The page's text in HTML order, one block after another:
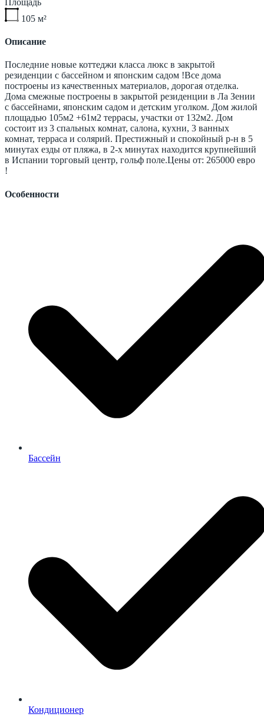
105 м²
Описание
Последние новые коттеджи класса люкс в закрытой
резиденции с бассейном и японским садом !Все дома
построены из качественных материалов, дорогая отделка.
Дома смежные построены в закрытой резиденции в Ла Зении
с бассейнами, японским садом и детским уголком. Дом жилой
площадью 105м2 +61м2 террасы, участки от 132м2. Дом
состоит из 3 спальных комнат, салона, кухни, 3 ванных
комнат, терраса и солярий. Престижный и спокойный р-н в 5
минутах езды от пляжа, в 2-х минутах находится крупнейший
в Испании торговый центр, гольф поле.Цены от: 265000 евро
!
Особенности
Бассейн
Кондиционер